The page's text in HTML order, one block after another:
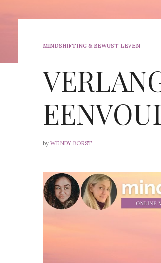
MINDSHIFTING & BEWUST LEVEN
by WENDY BORST